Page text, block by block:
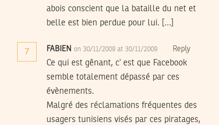
abois conscient que la bataille du net et
belle est bien perdue pour lui. […]
7 FABIEN on 30/11/2009 at 30/11/2009 Reply
Ce qui est gênant, c’ est que Facebook
semble totalement dépassé par ces
évènements.
Malgré des réclamations fréquentes des
usagers tunisiens visés par ces piratages,